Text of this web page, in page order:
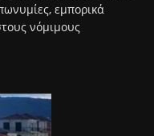
εμπορικά
νόμιμους